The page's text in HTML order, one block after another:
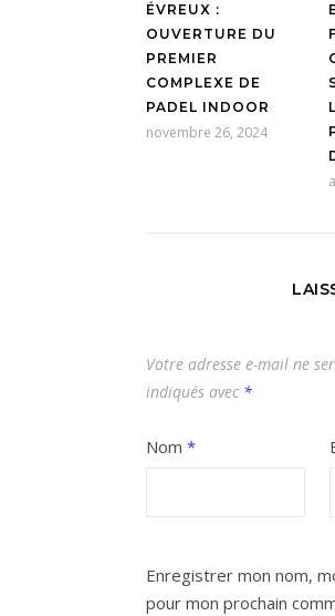
ÉVREUX :
OUVERTURE DU
PREMIER
COMPLEXE DE
PADEL INDOOR
novembre 26, 2024
Votre adresse e-mail ne
indiqués avec *
Nom *
Enregistrer mon nom,
pour mon prochain